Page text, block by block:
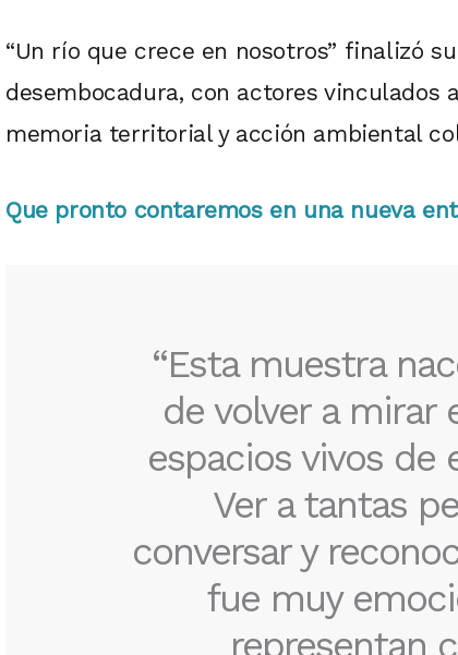
“Un río que crece en nosotros” finalizó
desembocadura, con actores vinculados
memoria territorial y acción ambiental
Que pronto contaremos en una nueva
“Esta muestra
de volver a mirar
espacios vivos de
Ver a tantas
conversar y
fue muy
representan